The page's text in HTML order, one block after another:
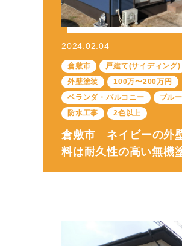
2024.02.04
倉敷市 戸建て(サイディング)
外壁塗装
100万〜200万円
ベランダ・バルコニー
ブル
防水工事
2色以上
倉敷市 ネイビーの外
料は耐久性の高い無機